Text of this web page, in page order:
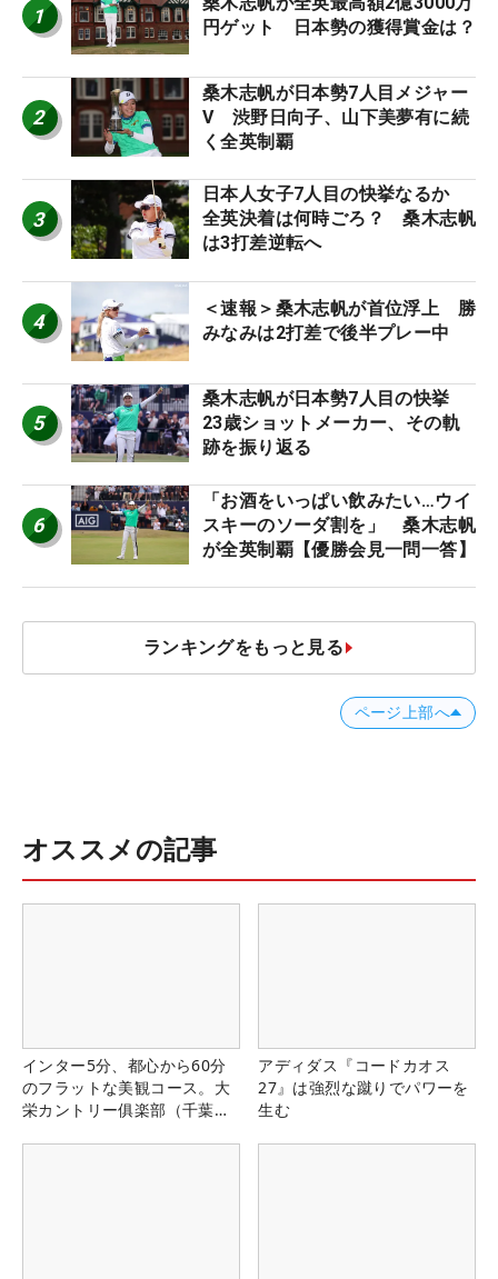
1
円ゲット 日本勢の獲得賞金は？
2
桑木志帆が日本勢7人目メジャー
V 渋野日向子、山下美夢有に続
く全英制覇
3
日本人女子7人目の快挙なるか
全英決着は何時ごろ？ 桑木志帆
は3打差逆転へ
4
＜速報＞桑木志帆が首位浮上 勝
みなみは2打差で後半プレー中
5
桑木志帆が日本勢7人目の快挙
23歳ショットメーカー、その軌
跡を振り返る
6
「お酒をいっぱい飲みたい…ウイ
スキーのソーダ割を」 桑木志帆
が全英制覇【優勝会見一問一答】
ランキングをもっと見る
ページ上部へ
オススメの記事
インター5分、都心から60分
のフラットな美観コース。大
栄カントリー俱楽部（千葉
アディダス『コードカオス
27』は強烈な蹴りでパワーを
生む